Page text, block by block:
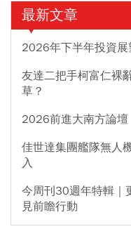
最新文章
2026年下半年投資
友達二把手柯富仁裸
草？
2026前進大南方論壇
佳世達集團艦隊無人
入
今周刊30週年特輯｜
見前瞻行動